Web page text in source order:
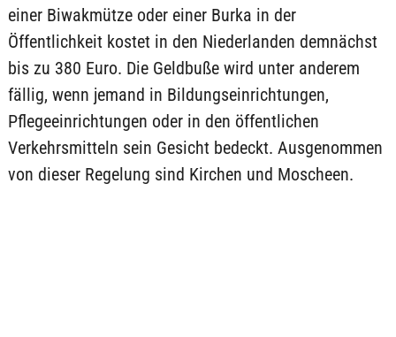
einer Biwakmütze oder einer Burka in der
Öffentlichkeit kostet in den Niederlanden demnächst
bis zu 380 Euro. Die Geldbuße wird unter anderem
fällig, wenn jemand in Bildungseinrichtungen,
Pflegeeinrichtungen oder in den öffentlichen
Verkehrsmitteln sein Gesicht bedeckt. Ausgenommen
von dieser Regelung sind Kirchen und Moscheen.